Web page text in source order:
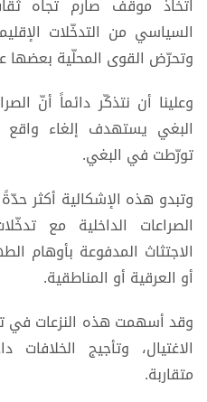
اتخاذ موقف صارم تجاه
السياسي من التدخّلات
وتحرّض القوى المحلّية
وعلينا أن نتذكّر دائماً أنّ
البغي يستهدف إلغاء واقع
تورّطت في البغي.
وتبدو هذه الإشكالية أكثر
الصراعات الداخلية مع
الاجتثاث المدفوعة بأوهام
أو العرقية أو المناطقية.
وقد أسهمت هذه النزعات في
الاغتيال، وتأجيج
متقاربة.